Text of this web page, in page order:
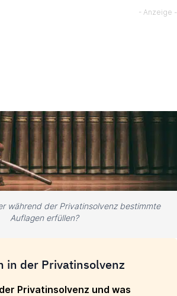
während der Privatinsolvenz bestimmte
Auflagen erfüllen?
in der Privatinsolvenz
Privatinsolvenz und was